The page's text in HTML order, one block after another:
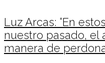
Luz Arcas: “En
nuestro pasado, el
manera de